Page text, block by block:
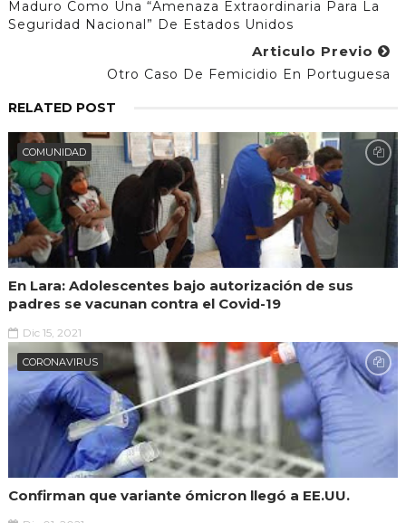
Maduro Como Una “amenaza Extraordinaria Para La
Seguridad Nacional” De Estados Unidos
Articulo Previo
Otro Caso De Femicidio En Portuguesa
RELATED POST
COMUNIDAD
En Lara: Adolescentes bajo autorización de sus
padres se vacunan contra el Covid-19
Dic 15, 2021
CORONAVIRUS
Confirman que variante ómicron llegó a EE.UU.